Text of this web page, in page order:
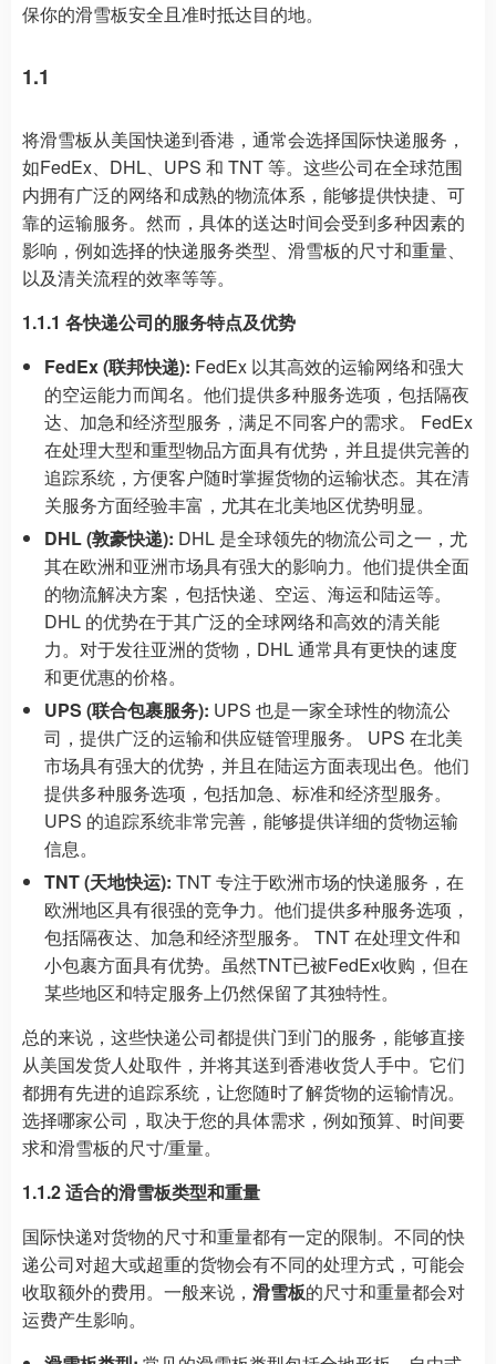
保你的滑雪板安全且准时抵达目的地。
1.1
将滑雪板从美国快递到香港，通常会选择国际快递服务，
如FedEx、DHL、UPS 和 TNT 等。这些公司在全球范围
内拥有广泛的网络和成熟的物流体系，能够提供快捷、可
靠的运输服务。然而，具体的送达时间会受到多种因素的
影响，例如选择的快递服务类型、滑雪板的尺寸和重量、
以及清关流程的效率等等。
1.1.1 各快递公司的服务特点及优势
FedEx (联邦快递): FedEx 以其高效的运输网络和强大
的空运能力而闻名。他们提供多种服务选项，包括隔夜
达、加急和经济型服务，满足不同客户的需求。 FedEx
在处理大型和重型物品方面具有优势，并且提供完善的
追踪系统，方便客户随时掌握货物的运输状态。其在清
关服务方面经验丰富，尤其在北美地区优势明显。
DHL (敦豪快递): DHL 是全球领先的物流公司之一，尤
其在欧洲和亚洲市场具有强大的影响力。他们提供全面
的物流解决方案，包括快递、空运、海运和陆运等。
DHL 的优势在于其广泛的全球网络和高效的清关能
力。对于发往亚洲的货物，DHL 通常具有更快的速度
和更优惠的价格。
UPS (联合包裹服务): UPS 也是一家全球性的物流公
司，提供广泛的运输和供应链管理服务。 UPS 在北美
市场具有强大的优势，并且在陆运方面表现出色。他们
提供多种服务选项，包括加急、标准和经济型服务。
UPS 的追踪系统非常完善，能够提供详细的货物运输
信息。
TNT (天地快运): TNT 专注于欧洲市场的快递服务，在
欧洲地区具有很强的竞争力。他们提供多种服务选项，
包括隔夜达、加急和经济型服务。 TNT 在处理文件和
小包裹方面具有优势。虽然TNT已被FedEx收购，但在
某些地区和特定服务上仍然保留了其独特性。
总的来说，这些快递公司都提供门到门的服务，能够直接
从美国发货人处取件，并将其送到香港收货人手中。它们
都拥有先进的追踪系统，让您随时了解货物的运输情况。
选择哪家公司，取决于您的具体需求，例如预算、时间要
求和滑雪板的尺寸/重量。
1.1.2 适合的滑雪板类型和重量
国际快递对货物的尺寸和重量都有一定的限制。不同的快
递公司对超大或超重的货物会有不同的处理方式，可能会
收取额外的费用。一般来说， 滑雪板的尺寸和重量都会对
运费产生影响。